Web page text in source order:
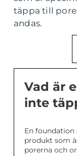
täppa till
andas.
Vad är
inte
En
produkt som
porerna och